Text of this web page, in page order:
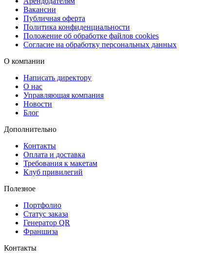
Косметика и фармацевтика
Промышленность
Логистика
Розничная торговля
Сроки изготовления заказа
Мы гарантируем быстрые сроки изготовления:
Стандартное изготовление — 24 часа
мы готовы выполнить работу в самые кратчайшие сроки.
Удобная доставка
способдоставки:
Бесплатная доставка в наши пункты выдачи
позволяет сэкономить на доставке и получить заказ в
удобном для вас месте.
Вакансии
Публичная оферта
Политика конфиденциальности
Положение об обработке файлов cookies
Согласие на обработку персональных данных
О компании
Написать директору
О нас
Управляющая компания
Новости
Блог
Дополнительно
Контакты
Оплата и доставка
Требования к макетам
Клуб привилегий
Полезное
Портфолио
Статус заказа
Генератор QR
Франшиза
Контакты